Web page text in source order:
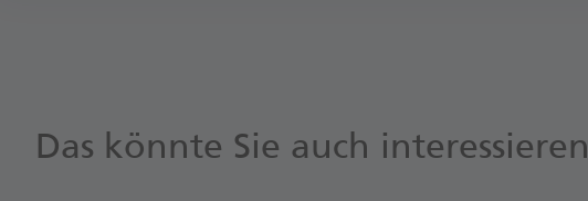
Das könnte Sie auch interessieren